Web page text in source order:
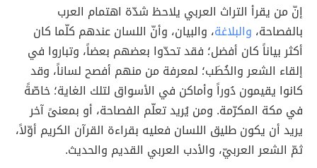
إنّ من يقرأ التراث العربي يلاحظ شدّة اهتمام العرب
بالفصاحة، والبلاغة، والبيان، وأنّ اللسان عندهم كلّما كان
أكثر بياناً كان أفضل؛ فقد تحدّوا بعضهم بعضاً، وتباروا في
إلقاء الشعر والخُطَب؛ لمعرفة من منهم أفصح لساناً، وقد
كانوا يقيمون دُوراً وأماكن في الأسواق لتلك الغاية؛ خاصّةً
في مكة المكرّمة. ومن يُريد تعلّم الفصاحة، أو بمعنىً آخر
يريد أن يكون طليق اللسان فعليه بقراءة القرآن الكريم أوّلاً،
ثمّ الشعر العربيّ، والأدب العربي القديم والحديث.